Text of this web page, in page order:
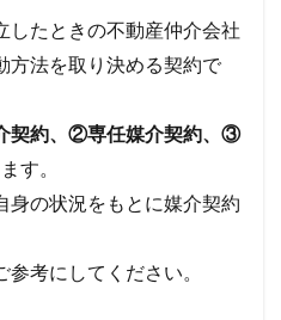
したときの不動産仲介会社
方法を取り決める契約で
契約、②専任媒介契約、③
す。
身の状況をもとに媒介契約
考にしてください。